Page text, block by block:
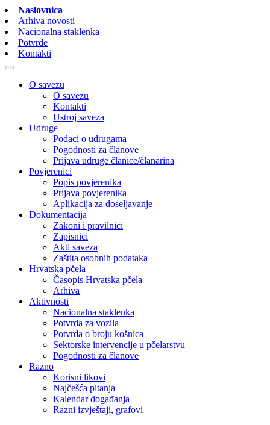
Naslovnica
Arhiva novosti
Nacionalna staklenka
Potvrde
Kontakti
O savezu
O savezu
Kontakti
Ustroj saveza
Udruge
Podaci o udrugama
Pogodnosti za članove
Prijava udruge članice/članarina
Povjerenici
Popis povjerenika
Prijava povjerenika
Aplikacija za doseljavanje
Dokumentacija
Zakoni i pravilnici
Zapisnici
Akti saveza
Zaštita osobnih podataka
Hrvatska pčela
Časopis Hrvatska pčela
Arhiva
Aktivnosti
Nacionalna staklenka
Potvrda za vozila
Potvrda o broju košnica
Sektorske intervencije u pčelarstvu
Pogodnosti za članove
Razno
Korisni likovi
Najčešća pitanja
Kalendar događanja
Razni izvještaji, grafovi